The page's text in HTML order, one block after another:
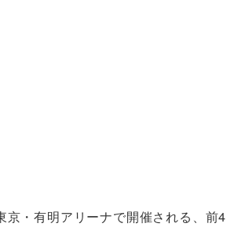
京・有明アリーナで開催される、